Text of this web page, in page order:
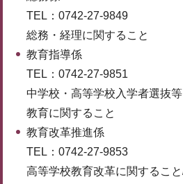
TEL：0742-27-9849
総務・経理に関すること
教育指導係
TEL：0742-27-9851
中学校・高等学校入学者選抜
教育に関すること
教育改革推進係
TEL：0742-27-9853
高等学校教育改革に関するこ